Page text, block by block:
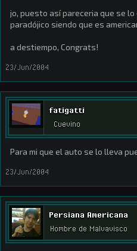
jo, puesto así pareceria que se
paradójico siendo que es
a destiempo, Congrats!
23/Jun/2004
fatigatti
Cuevino
Para mi que el auto se lo lleva
23/Jun/2004
Persiana Americana
Hombre de Malvavisco